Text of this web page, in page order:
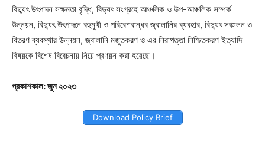
বিদ্যুৎ উৎপাদন সক্ষমতা বৃদ্ধি, বিদ্যুৎ সংগ্রহে আঞ্চলিক ও উপ-আঞ্চলিক সম্পর্ক
উন্নয়ন, বিদ্যুৎ উৎপাদনে বহুমুখী ও পরিবেশবান্ধব জ্বালানির ব্যবহার, বিদ্যুৎ সঞ্চালন ও
বিতরণ ব্যবস্থার উন্নয়ন,জ্বালানি মজুতকরণ ও এর নিরাপত্তা নিশ্চিতকরণ ইত্যাদি
বিষয়কে বিশেষ বিবেচনায় নিয়ে প্রণয়ন করা হয়েছে।
প্রকাশকাল: জুন ২০২৩
Download Policy Brief